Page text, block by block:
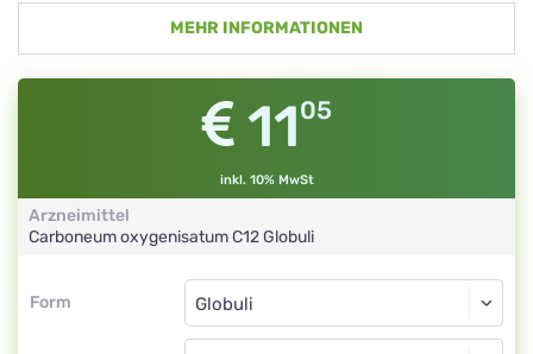
MEHR INFORMATIONEN
1105
inkl. 10% MwSt
Arzneimittel
Carboneum oxygenisatumC12Globuli
Form
Form
Globuli